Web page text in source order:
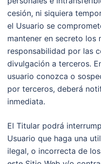
cesión, ni siquiera
el Usuario se
mantener en secreto los
responsabilidad por las
divulgación a terceros.
usuario conozca o
por terceros, deberá
inmediata.
El Titular podrá
Usuario que haga una
ilegal, o incorrecta de